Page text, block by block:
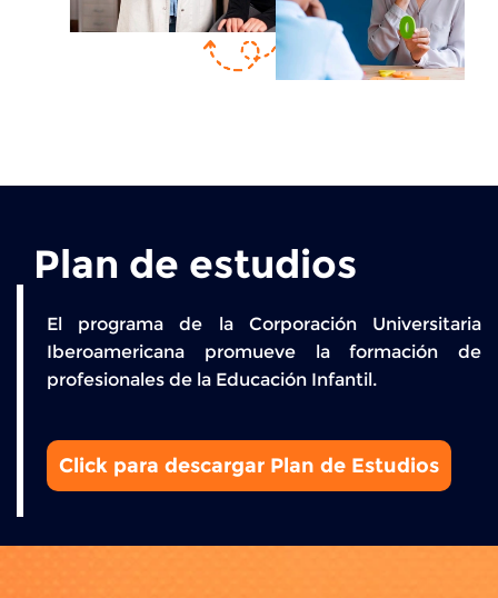
Plan de estudios
El programa de la Corporación Universitaria
Iberoamericana promueve la formación de
profesionales de la Educación Infantil.
Click para descargar Plan de Estudios